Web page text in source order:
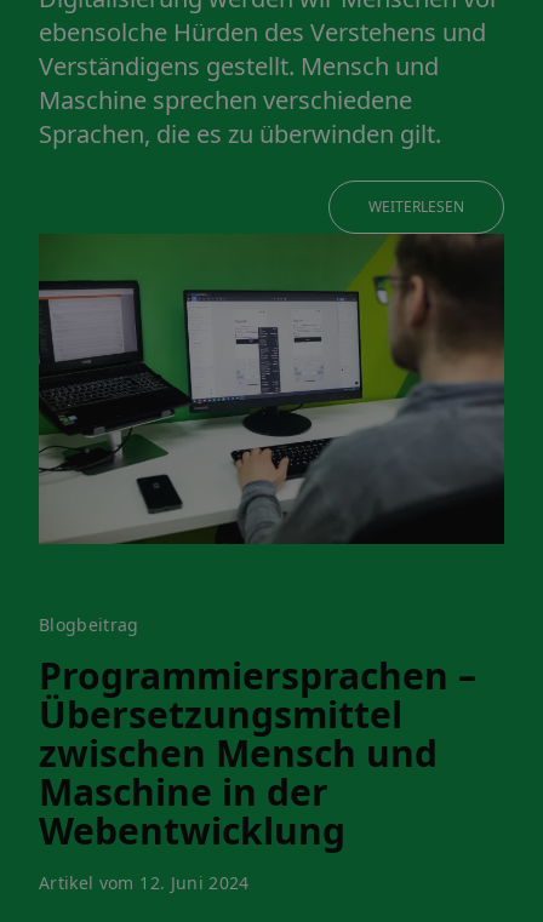
ebensolche Hürden des Verstehens und
Verständigens gestellt. Mensch und
Maschine sprechen verschiedene
Sprachen, die es zu überwinden gilt.
WEITERLESEN
Blogbeitrag
Programmiersprachen –
Übersetzungsmittel
zwischen Mensch und
Maschine in der
Webentwicklung
Artikel vom 12. Juni 2024